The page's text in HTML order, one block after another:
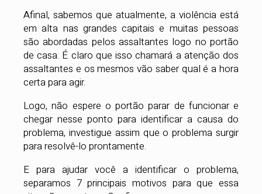
Afinal, sabemos que atualmente, a violência está
em alta nas grandes capitais e muitas pessoas
são abordadas pelos assaltantes logo no portão
de casa. É claro que isso chamará a atenção dos
assaltantes e os mesmos vão saber qual é a hora
certa para agir.
Logo, não espere o portão parar de funcionar e
chegar nesse ponto para identificar a causa do
problema, investigue assim que o problema surgir
para resolvê-lo prontamente.
E para ajudar você a identificar o problema,
separamos 7 principais motivos para que essa